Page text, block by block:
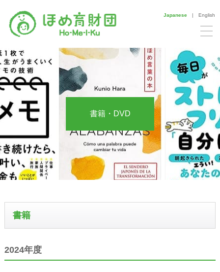
Japanese | English
書籍・DVD
書籍
2024年度